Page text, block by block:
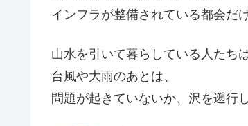
インフラが整備されている都会だけ
山水を引いて暮らしている人たちは
台風や大雨のあとは、
問題が起きていないか、沢を遡行